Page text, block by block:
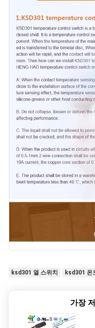
ksd301 열 스위치 ksd301 온
가장